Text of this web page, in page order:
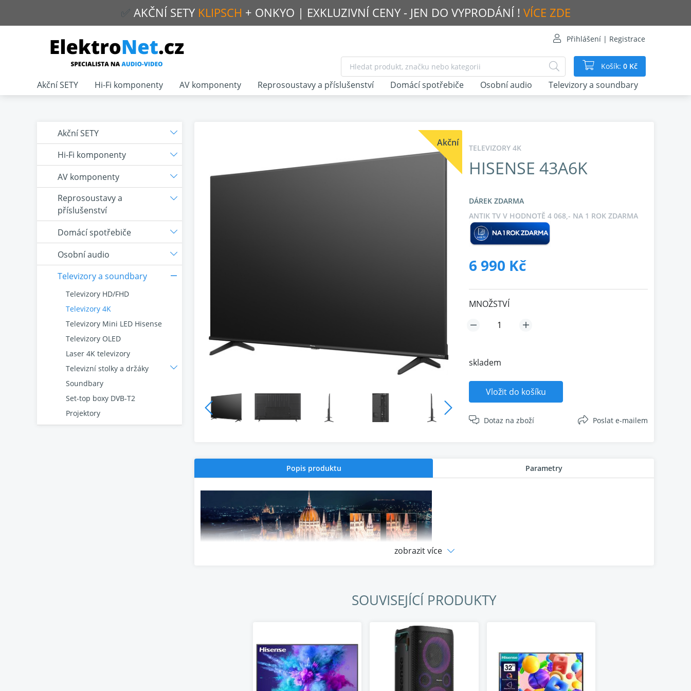
✅ AKČNÍ SETY KLIPSCH + ONKYO | EXKLUZIVNÍ CENY - JEN DO VYPRODÁNÍ ! VÍCE ZDE
Přihlášení | Registrace
Košík: 0 Kč
TELEVIZORY 4K
HISENSE 43A6K
DÁREK ZDARMA
ANTIK TV V HODNOTĚ 4 068,- NA 1 ROK ZDARMA
6 990 Kč
MNOŽSTVÍ
skladem
Vložit do košíku
Dotaz na zboží Poslat e-mailem
Akční
Popis produktu Parametry
Dolby Vision HDR
Televizory s podporou Dolby Vision, inspirované kinematografií, poskytují obraz přesně tak, jak zamýšleli
hollywoodští režiséři.
zobrazit více
SOUVISEJÍCÍ PRODUKTY
Akční SETY
Hi-Fi komponenty
AV komponenty
Reprosoustavy a
příslušenství
Domácí spotřebiče
Osobní audio
Televizory a soundbary
Televizory HD/FHD
Televizory 4K
Televizory Mini LED Hisense
Televizory OLED
Laser 4K televizory
Televizní stolky a držáky
Soundbary
Set-top boxy DVB-T2
Projektory
Akční SETY Hi-Fi komponenty AV komponenty Reprosoustavy a příslušenství Domácí spotřebiče Osobní audio Televizory a soundbary